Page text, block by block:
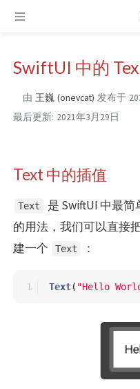
SwiftUI 中的
由 王巍 (onevcat) 发布于
最后更新: 2021年3月29日
Text 中的插值
Text
是 SwiftUI 中最
的用法，我们可以直接
建一个
Text ：
Text( "Hello